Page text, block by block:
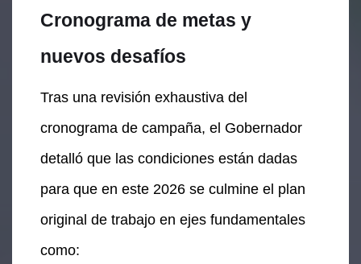
Cronograma de metas y
nuevos desafíos
Tras una revisión exhaustiva del
cronograma de campaña, el Gobernador
detalló que las condiciones están dadas
para que en este 2026 se culmine el plan
original de trabajo en ejes fundamentales
como: